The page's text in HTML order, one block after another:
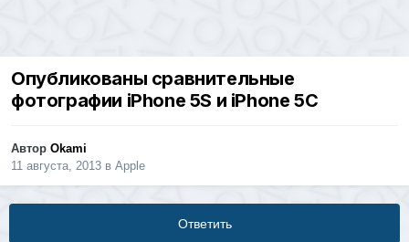
Опубликованы сравнительные
фотографии iPhone 5S и iPhone 5C
Автор Okami
11 августа, 2013 в Apple
Ответить